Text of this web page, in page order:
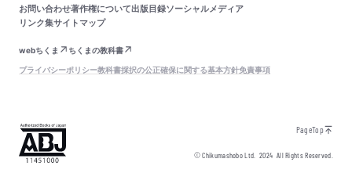
お問い合わせ著作権について出版目録ソーシャルメディア
リンク集サイトマップ
webちくま
ちくまの教科書
プライバシーポリシー教科書採択の公正確保に関する基本方針免責事項
PageTop
© Chikumashobo Ltd.2024 All Rights Reserved.